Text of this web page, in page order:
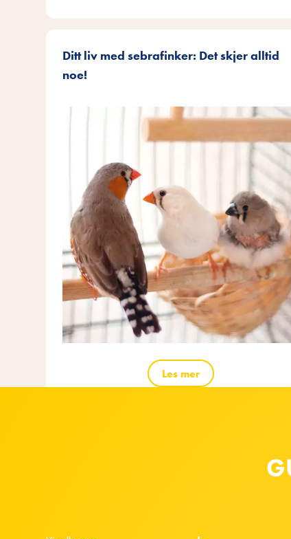
Ditt liv med sebrafinker: Det skjer alltid
noe!
Les mer